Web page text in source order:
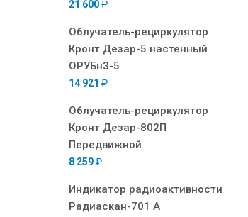
21 600₽
Облучатель-рециркулятор
Кронт Дезар-5 настенный
ОРУБн3-5
14 921 ₽
Облучатель-рециркулятор
Кронт Дезар-802П
Передвижной
8 259₽
Индикатор радиоактивности
Радиаскан-701 А